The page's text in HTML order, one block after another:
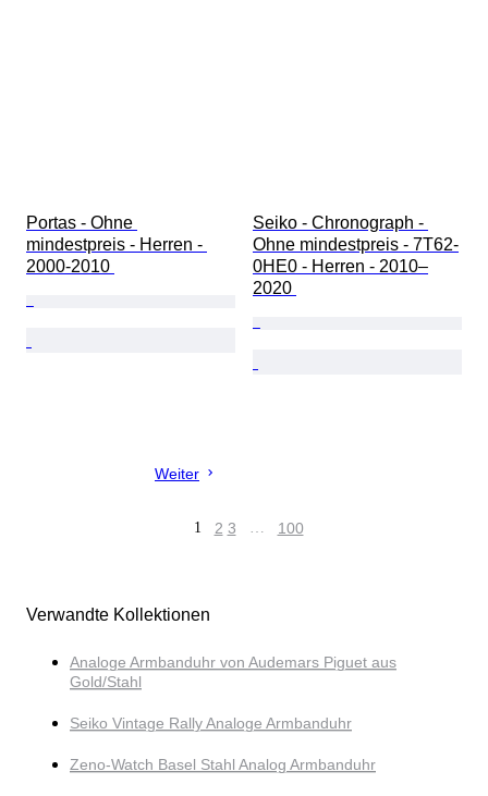
Portas - Ohne
mindestpreis - Herren -
2000-2010
Seiko - Chronograph -
Ohne mindestpreis - 7T62-
0HE0 - Herren - 2010–
2020
Weiter
1 2 3 … 100
Verwandte Kollektionen
Analoge Armbanduhr von Audemars Piguet aus
Gold/Stahl
Seiko Vintage Rally Analoge Armbanduhr
Zeno-Watch Basel Stahl Analog Armbanduhr